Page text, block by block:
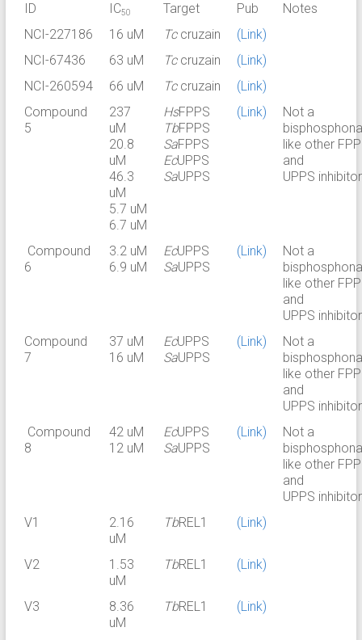
ID IC50 Target Pub
Notes
NCI-227186
16 uM Tc cruzain
(Link)
NCI-67436
63 uM Tc cruzain
(Link)
NCI-260594
66 uM Tc cruzain
(Link)
Compound
5
237
uM
20.8
uM
46.3
uM
5.7 uM
6.7 uM
HsFPPS
TbFPPS
SaFPPS
EcUPPS
SaUPPS
(Link)
Not a
like other
and
UPPS
Compound
6
3.2 uM
6.9 uM
EcUPPS
SaUPPS
(Link)
Not a
like other
and
UPPS
Compound
7
37 uM
16 uM
EcUPPS
SaUPPS
(Link)
Not a
like other
and
UPPS
Compound
8
42 uM
12 uM
EcUPPS
SaUPPS
(Link)
Not a
like other
and
UPPS
V1
2.16
uM
TbREL1 (Link)
V2
1.53
uM
TbREL1 (Link)
V3
8.36
uM
TbREL1 (Link)